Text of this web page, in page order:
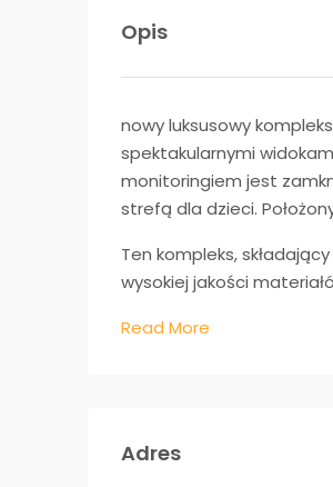
Opis
nowy luksusowy
spektakularnymi
monitoringiem jest
strefą dla dzieci.
Ten kompleks,
wysokiej jakości
Read More
Adres